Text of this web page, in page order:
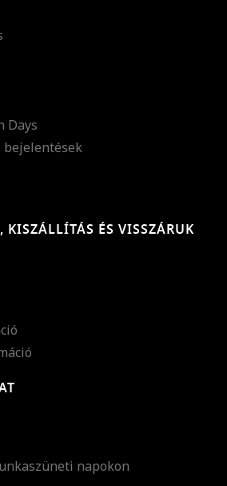
Days
bejelentések
KISZÁLLÍTÁS ÉS VISSZÁRUK
napokon